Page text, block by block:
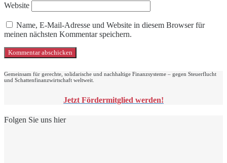
Website
Name, E-Mail-Adresse und Website in diesem Browser für
meinen nächsten Kommentar speichern.
Gemeinsam für gerechte, solidarische und nachhaltige Finanzsysteme – gegen Steuerflucht
und Schattenfinanzwirtschaft weltweit.
Jetzt Fördermitglied werden!
Folgen Sie uns hier